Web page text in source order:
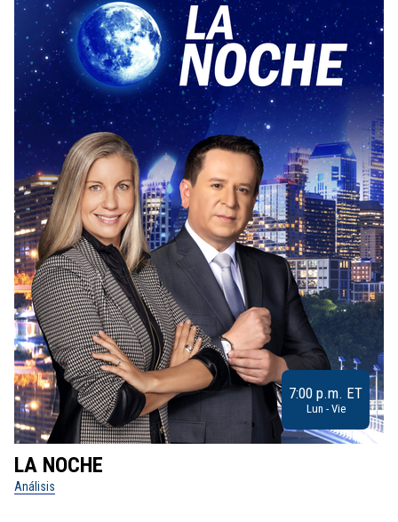
7:00 p.m. ET
Lun - Vie
LA NOCHE
Análisis